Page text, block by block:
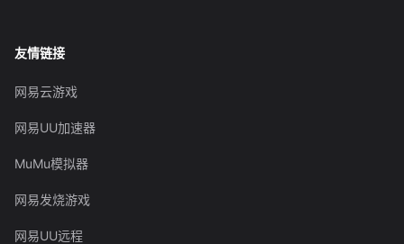
友情链接
网易云游戏
网易UU加速器
MuMu模拟器
网易发烧游戏
网易UU远程